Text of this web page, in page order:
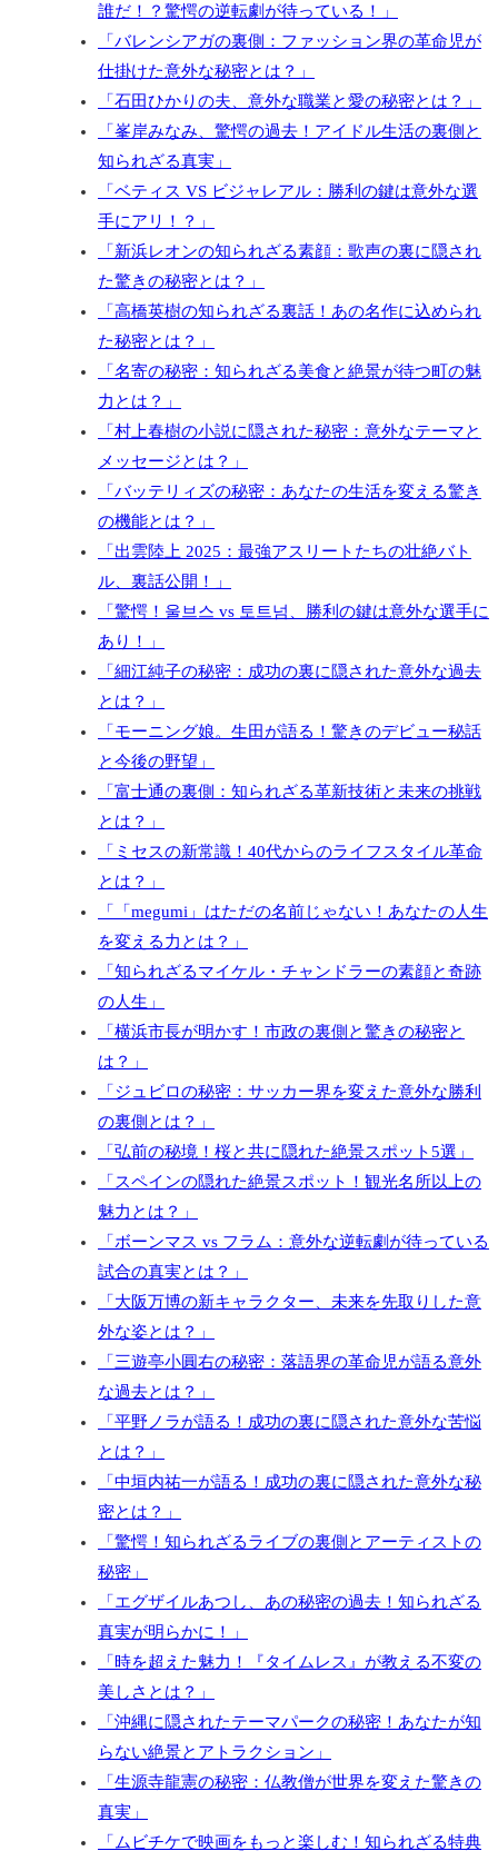
誰だ！？驚愕の逆転劇が待っている！」
「バレンシアガの裏側：ファッション界の革命児が
仕掛けた意外な秘密とは？」
「石田ひかりの夫、意外な職業と愛の秘密とは？」
「峯岸みなみ、驚愕の過去！アイドル生活の裏側と
知られざる真実」
「ベティス VS ビジャレアル：勝利の鍵は意外な選
手にアリ！？」
「新浜レオンの知られざる素顔：歌声の裏に隠され
た驚きの秘密とは？」
「高橋英樹の知られざる裏話！あの名作に込められ
た秘密とは？」
「名寄の秘密：知られざる美食と絶景が待つ町の魅
力とは？」
「村上春樹の小説に隠された秘密：意外なテーマと
メッセージとは？」
「バッテリィズの秘密：あなたの生活を変える驚き
の機能とは？」
「出雲陸上 2025：最強アスリートたちの壮絶バト
ル、裏話公開！」
「驚愕！울브스 vs 토트넘、勝利の鍵は意外な選手に
あり！」
「細江純子の秘密：成功の裏に隠された意外な過去
とは？」
「モーニング娘。生田が語る！驚きのデビュー秘話
と今後の野望」
「富士通の裏側：知られざる革新技術と未来の挑戦
とは？」
「ミセスの新常識！40代からのライフスタイル革命
とは？」
「「megumi」はただの名前じゃない！あなたの人生
を変える力とは？」
「知られざるマイケル・チャンドラーの素顔と奇跡
の人生」
「横浜市長が明かす！市政の裏側と驚きの秘密と
は？」
「ジュビロの秘密：サッカー界を変えた意外な勝利
の裏側とは？」
「弘前の秘境！桜と共に隠れた絶景スポット5選」
「スペインの隠れた絶景スポット！観光名所以上の
魅力とは？」
「ボーンマス vs フラム：意外な逆転劇が待っている
試合の真実とは？」
「大阪万博の新キャラクター、未来を先取りした意
外な姿とは？」
「三遊亭小圓右の秘密：落語界の革命児が語る意外
な過去とは？」
「平野ノラが語る！成功の裏に隠された意外な苦悩
とは？」
「中垣内祐一が語る！成功の裏に隠された意外な秘
密とは？」
「驚愕！知られざるライブの裏側とアーティストの
秘密」
「エグザイルあつし、あの秘密の過去！知られざる
真実が明らかに！」
「時を超えた魅力！『タイムレス』が教える不変の
美しさとは？」
「沖縄に隠されたテーマパークの秘密！あなたが知
らない絶景とアトラクション」
「生源寺龍憲の秘密：仏教僧が世界を変えた驚きの
真実」
「ムビチケで映画をもっと楽しむ！知られざる特典